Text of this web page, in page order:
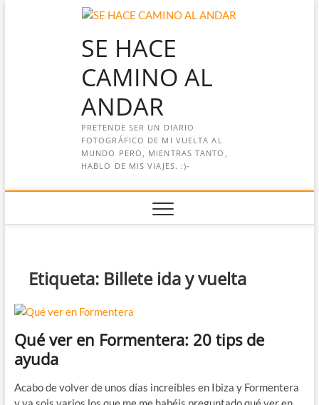
SE HACE
CAMINO AL
ANDAR
PRETENDE SER UN DIARIO
FOTOGRÁFICO DE MI VUELTA AL
MUNDO PERO, MIENTRAS TANTO,
HABLO DE MIS VIAJES. :)-
Etiqueta: Billete ida y vuelta
Qué ver en Formentera: 20 tips de
ayuda
Acabo de volver de unos días increíbles en Ibiza y Formentera